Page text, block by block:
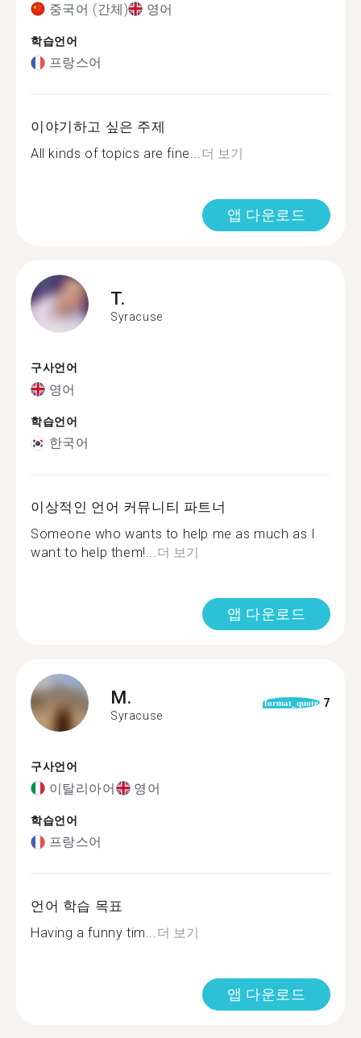
중국어 (간체) 영어
학습언어
프랑스어
이야기하고 싶은 주제
All kinds of topics are fine...더 보기
앱 다운로드
T.
Syracuse
구사언어
영어
학습언어
한국어
이상적인 언어 커뮤니티 파트너
Someone who wants to help me as much as I
want to help them!...더 보기
앱 다운로드
M.
Syracuse
format_quote 7
구사언어
이탈리아어 영어
학습언어
프랑스어
언어 학습 목표
Having a funny tim...더 보기
앱 다운로드